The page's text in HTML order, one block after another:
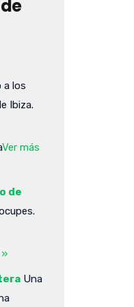
a los
Ibiza.
Ver más
de
Una